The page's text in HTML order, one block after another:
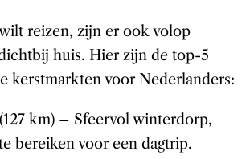
reizen, zijn er ook volop
huis. Hier zijn de top-5
kerstmarkten voor Nederlanders:
km) – Sfeervol winterdorp,
bereiken voor een dagtrip.